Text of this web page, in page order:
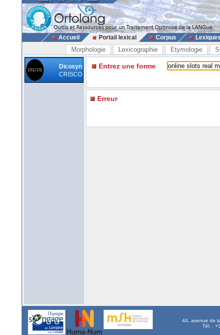
Accueil Portail lexical Corpus
Morphologie Lexicographie Etymologie
Dicosyn
CRISCO
Entrez une forme
Erreur
44, avenue de
Tél. :